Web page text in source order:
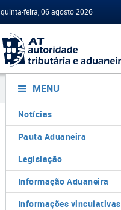
quinta-feira, 06 agosto 2026
MENU
Notícias
Pauta Aduaneira
Legislação
Informação Aduaneira
Informações vinculativas